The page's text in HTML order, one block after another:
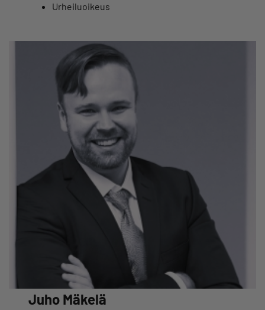
Urheiluoikeus
Juho Mäkelä